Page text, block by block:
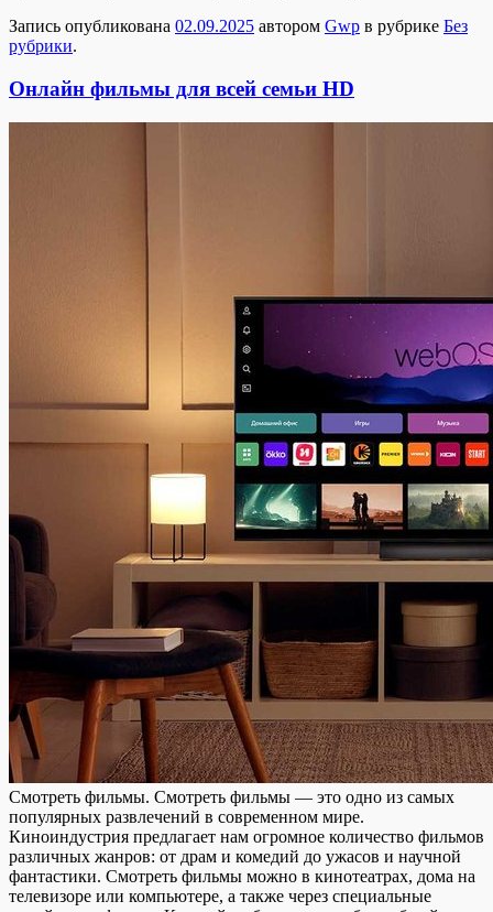
Запись опубликована 02.09.2025 автором Gwp в рубрике Без
рубрики.
Онлайн фильмы для всей семьи HD
Смoтрeть фильмы. Смoтрeть фильмы — этo одно из самых
популярных развлечений в современном мире.
Киноиндустрия предлагает нам огромное количество фильмов
различных жанров: от драм и комедий до ужасов и научной
фантастики. Смотреть фильмы можно в кинотеатрах, дома на
телевизоре или компьютере, а также через специальные